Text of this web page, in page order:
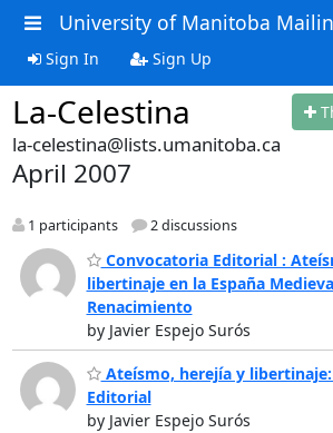
University of Manitoba
Sign In Sign Up
La-Celestina
la-celestina@lists.umanitoba.ca
April 2007
1 participants 2 discussions
Convocatoria Editorial :
libertinaje en la España
Renacimiento
by Javier Espejo Surós
Ateísmo, herejía y
Editorial
by Javier Espejo Surós